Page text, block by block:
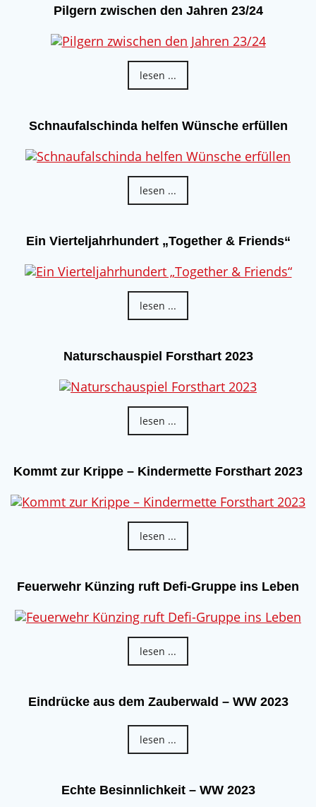
Pilgern zwischen den Jahren 23/24
lesen ...
Schnaufalschinda helfen Wünsche erfüllen
lesen ...
Ein Vierteljahrhundert „Together & Friends“
lesen ...
Naturschauspiel Forsthart 2023
lesen ...
Kommt zur Krippe – Kindermette Forsthart 2023
lesen ...
Feuerwehr Künzing ruft Defi-Gruppe ins Leben
lesen ...
Eindrücke aus dem Zauberwald – WW 2023
lesen ...
Echte Besinnlichkeit – WW 2023